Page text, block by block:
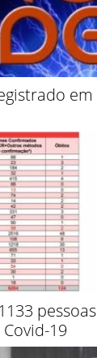
em
pessoas
19